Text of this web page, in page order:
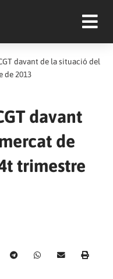
davant de la situació del
de 2013
davant
de
trimestre